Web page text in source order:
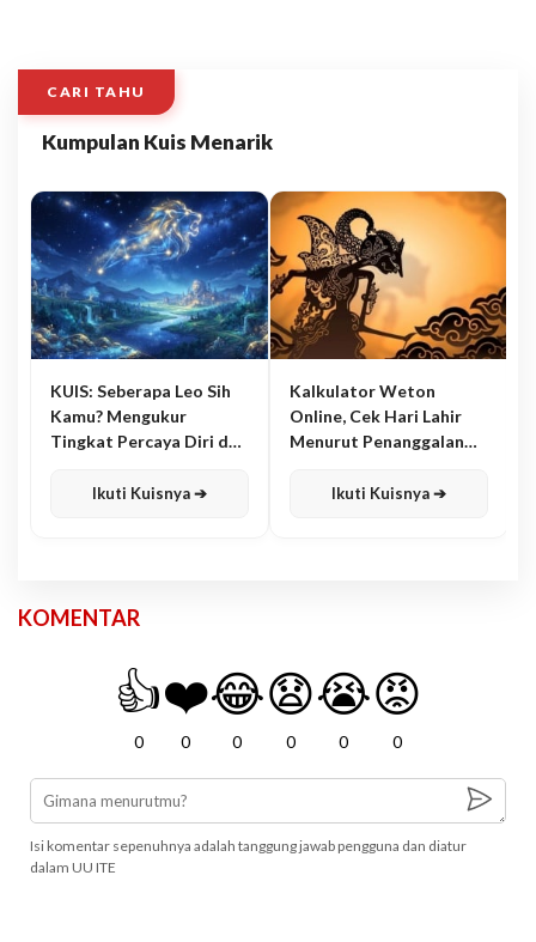
CARI TAHU
Kumpulan Kuis Menarik
KUIS: Seberapa Leo Sih
Kamu? Mengukur
Tingkat Percaya Diri dan
Ikuti Kuisnya ➔
Kalkulator Weton
Online, Cek Hari Lahir
Menurut Penanggalan
Ikuti Kuisnya ➔
KOMENTAR
👍
0
❤️
0
😂
0
😧
0
😭
0
😡
0
Isi komentar sepenuhnya adalah tanggung jawab pengguna dan diatur
dalam UU ITE